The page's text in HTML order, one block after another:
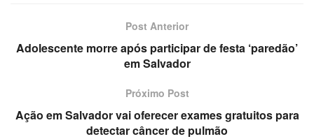
Post Anterior
Adolescente morre após participar de festa ‘paredão’
em Salvador
Próximo Post
Ação em Salvador vai oferecer exames gratuitos para
detectar câncer de pulmão